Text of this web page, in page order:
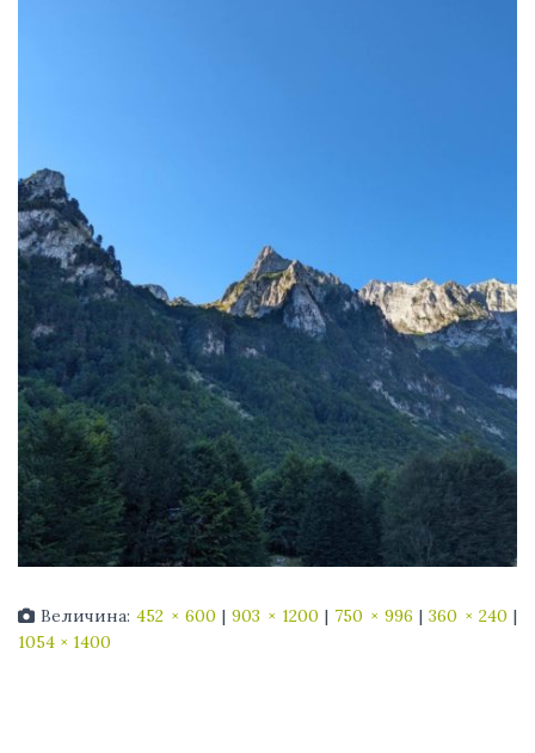
Величина:452 × 600 | 903 × 1200 | 750 × 996 | 360 × 240 |
1054 × 1400